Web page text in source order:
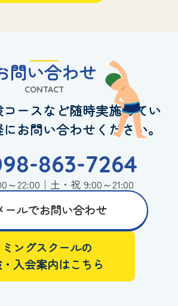
問い合わせ
CONTACT
ースなど随時実施してい
お問い合わせください。
863-7264
～22:00｜土・祝 9:00～21:00
ールでお問い合わせ
ングスクールの
入会案内はこちら